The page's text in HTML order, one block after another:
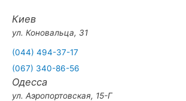
Киев
ул. Коновальца, 31
(044) 494-37-17
(067) 340-86-56
Одесса
ул. Аэропортовская, 15-Г